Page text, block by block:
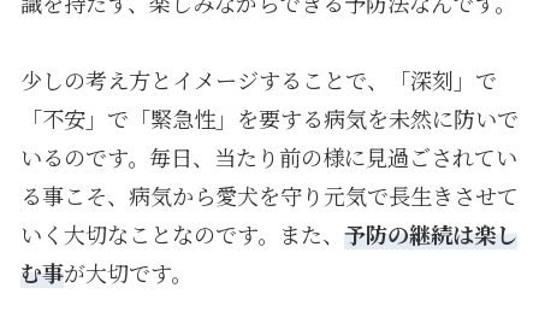
少しの考え方とイメージすることで、「深刻」で
「不安」で「緊急性」を要する病気を未然に防いで
いるのです。毎日、当たり前の様に見過ごされてい
る事こそ、病気から愛犬を守り元気で長生きさせて
いく大切なことなのです。また、 予防の継続は楽し
む事が大切です。